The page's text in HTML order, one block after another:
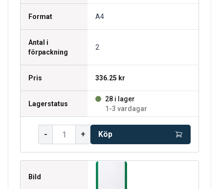
Format A4
Antal i
förpackning
2
Pris 336.25 kr
Lagerstatus
28 i lager
1-3 vardagar
- + Köp
Bild